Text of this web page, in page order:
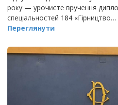
року — урочисте вручення
спеціальностей 184 «Гірництво…
Переглянути